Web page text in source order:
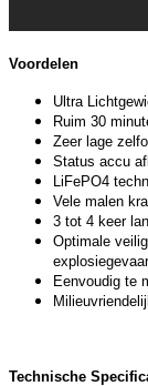
Voordelen
Ultra
Ruim 30
Zeer lage
Status accu
LiFePO4
Vele malen
3 tot 4 keer
Optimale
explosiegevaar
Eenvoudig te
Technische